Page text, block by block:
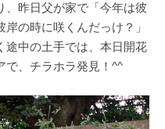
、昨日父が家で「今年は彼
の時に咲くんだっけ？」
途中の土手では、本日開花
で、チラホラ発見！^^